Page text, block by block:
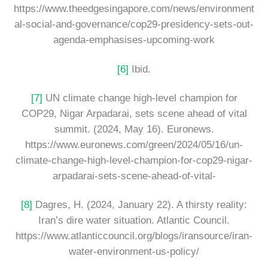
https://www.theedgesingapore.com/news/environment
al-social-and-governance/cop29-presidency-sets-out-
agenda-emphasises-upcoming-work
[6] Ibid.
[7] UN climate change high-level champion for
COP29, Nigar Arpadarai, sets scene ahead of vital
summit. (2024, May 16). Euronews.
https://www.euronews.com/green/2024/05/16/un-
climate-change-high-level-champion-for-cop29-nigar-
arpadarai-sets-scene-ahead-of-vital-
[8] Dagres, H. (2024, January 22). A thirsty reality:
Iran’s dire water situation. Atlantic Council.
https://www.atlanticcouncil.org/blogs/iransource/iran-
water-environment-us-policy/